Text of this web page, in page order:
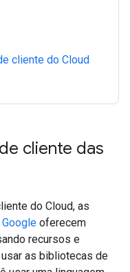
cliente do Cloud
cliente das
do Cloud, as
oferecem
recursos e
as bibliotecas de